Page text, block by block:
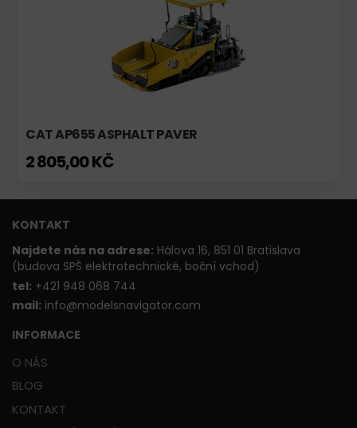
CAT AP655 ASPHALT PAVER
2 805,00 KČ
KONTAKT
Najdete nás na adrese: Hálova 16, 851 01 Bratislava
(budova SPŠ elektrotechnické, boční vchod)
tel: +421 948 068 744
mail: info@modelsnavigator.com
INFORMACE
O NÁS
BLOG
KONTAKT